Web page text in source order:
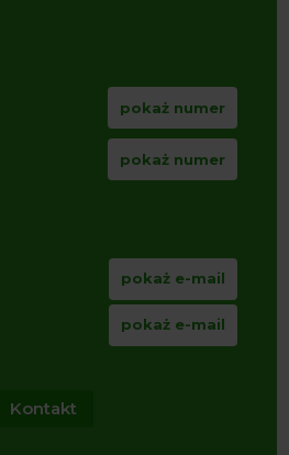
pokaż numer
pokaż numer
pokaż e-mail
pokaż e-mail
Kontakt